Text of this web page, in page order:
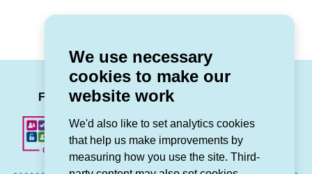
We use necessary
cookies to make our
website work
We'd also like to set analytics cookies
that help us make improvements by
measuring how you use the site. Third-
Follow us LinkedIn
Facebook